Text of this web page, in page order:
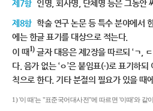
제7항 인명, 회사명, 단체명 등은 그동안
제8항 학술 연구 논문 등 특수 분야에서
에는 한글 표기를 대상으로 적는다.
이 때1)글자 대응은 제2장을 따르되 ‘ㄱ, ㄷ
다. 음가 없는 ‘ㅇ’은 붙임표(-)로 표기하
칙으로 한다. 기타 분절의 필요가 있을 때
1) '이 때'는 "표준국어대사전"에 따르면 '이때'와 같